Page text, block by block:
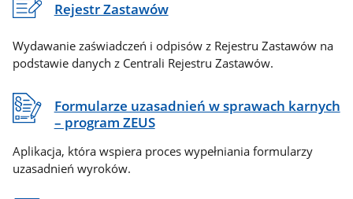
Rejestr Zastawów
Wydawanie zaświadczeń i odpisów z Rejestru Zastawów na
podstawie danych z Centrali Rejestru Zastawów.
Formularze uzasadnień w sprawach karnych
– program ZEUS
Aplikacja, która wspiera proces wypełniania formularzy
uzasadnień wyroków.